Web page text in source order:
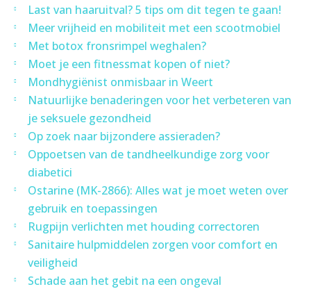
Last van haaruitval? 5 tips om dit tegen te gaan!
Meer vrijheid en mobiliteit met een scootmobiel
Met botox fronsrimpel weghalen?
Moet je een fitnessmat kopen of niet?
Mondhygiënist onmisbaar in Weert
Natuurlijke benaderingen voor het verbeteren van
je seksuele gezondheid
Op zoek naar bijzondere assieraden?
Oppoetsen van de tandheelkundige zorg voor
diabetici
Ostarine (MK-2866): Alles wat je moet weten over
gebruik en toepassingen
Rugpijn verlichten met houding correctoren
Sanitaire hulpmiddelen zorgen voor comfort en
veiligheid
Schade aan het gebit na een ongeval